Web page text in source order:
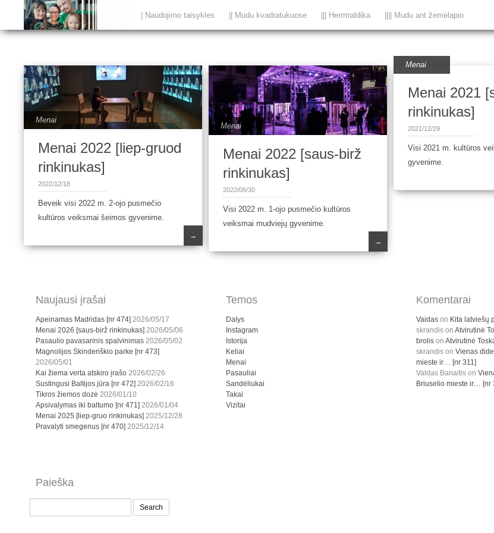
| Naudojimo taisykles || Mudu kvadratukuose ||| Herrrrraldika |||| Mudu ant žemėlapio
Menai
Menai 2022 [liep-gruod
rinkinukas]
2022/12/18
Beveik visi 2022 m. 2-ojo pusmečio
kultūros veiksmai šeimos gyvenime.
→
Menai
Menai 2022 [saus-birž
rinkinukas]
2022/06/30
Visi 2022 m. 1-ojo pusmečio kultūros
veiksmai mudviejų gyvenime.
→
Menai
Menai 2021
rinkinukas]
2021/12/29
Visi 2021 m. kultūros
gyvenime.
Naujausi įrašai
Apeinamas Madridas [nr 474] 2026/05/17
Menai 2026 [saus-birž rinkinukas] 2026/05/06
Pasaulio pavasarinis spalvinimas 2026/05/02
Magnolijos Skinderiškio parke [nr 473]
2026/05/01
Kai žiema verta atskiro įrašo 2026/02/26
Sustingusi Baltijos jūra [nr 472] 2026/02/16
Tikros žiemos dozė 2026/01/10
Apsivalymas iki baltumo [nr 471] 2026/01/04
Menai 2025 [liep-gruo rinkinukas] 2025/12/28
Pravalyti smegenus [nr 470] 2025/12/14
Temos
Dalys
Instagram
Istorija
Keliai
Menai
Pasauliai
Sandėliukai
Takai
Vizitai
Komentarai
Vaidas on Kita latviešų
skrandis onAtvirutinė
brolis onAtvirutinė
skrandis onVienas
mieste ir… [nr 311]
Valdas Banaitis on
Briuselio mieste ir… [nr
Paieška
Search